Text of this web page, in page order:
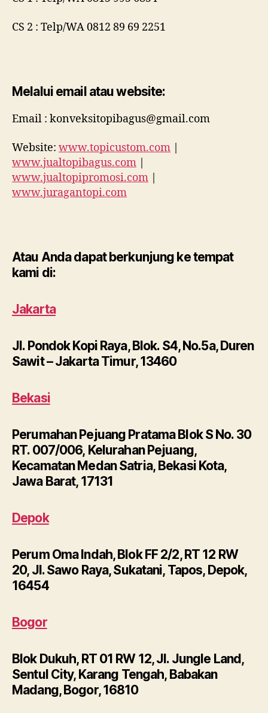
CS 2 : Telp/WA 0812 89 69 2251
Melalui email atau website:
Email : konveksitopibagus@gmail.com
Website: www.topicustom.com |
www.jualtopibagus.com |
www.jualtopipromosi.com |
www.juragantopi.com
Atau Anda dapat berkunjung ke tempat
kami di:
Jakarta
Jl. Pondok Kopi Raya, Blok. S4, No.5a, Duren
Sawit – Jakarta Timur, 13460
Bekasi
Perumahan Pejuang Pratama Blok S No. 30
RT. 007/006, Kelurahan Pejuang,
Kecamatan Medan Satria, Bekasi Kota,
Jawa Barat, 17131
Depok
Perum Oma Indah, Blok FF 2/2, RT 12 RW
20, Jl. Sawo Raya, Sukatani, Tapos, Depok,
16454
Bogor
Blok Dukuh, RT 01 RW 12, Jl. Jungle Land,
Sentul City, Karang Tengah, Babakan
Madang, Bogor, 16810